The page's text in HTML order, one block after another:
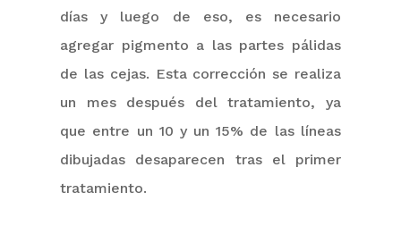
días y luego de eso, es necesario
agregar pigmento a las partes pálidas
de las cejas. Esta corrección se realiza
un mes después del tratamiento, ya
que entre un 10 y un 15% de las líneas
dibujadas desaparecen tras el primer
tratamiento.